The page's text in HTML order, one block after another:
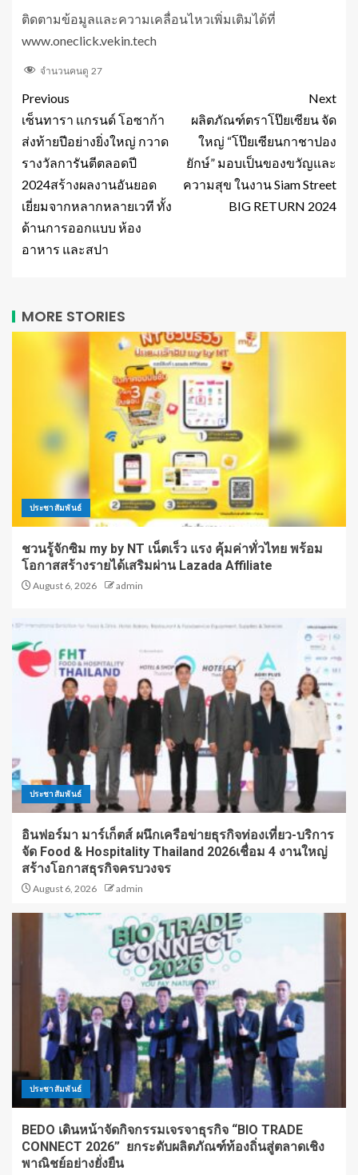
ติดตามข้อมูลและความเคลื่อนไหวเพิ่มเติมได้ที่
www.oneclick.vekin.tech
จำนวนคนดู 27
Previous
เซ็นทารา แกรนด์ โอซาก้า
ส่งท้ายปีอย่างยิ่งใหญ่ กวาด
รางวัลการันตีตลอดปี
2024สร้างผลงานอันยอด
เยี่ยมจากหลากหลายเวที ทั้ง
ด้านการออกแบบ ห้อง
อาหาร และสปา
Next
ผลิตภัณฑ์ตราโป๊ยเซียน จัด
ใหญ่ “โป๊ยเซียนกาชาปอง
ยักษ์” มอบเป็นของขวัญและ
ความสุข ในงาน Siam Street
BIG RETURN 2024
MORE STORIES
ประชาสัมพันธ์
ชวนรู้จักซิม my by NT เน็ตเร็ว แรง คุ้มค่าทั่วไทย พร้อม
โอกาสสร้างรายได้เสริมผ่าน Lazada Affiliate
August 6, 2026 admin
ประชาสัมพันธ์
อินฟอร์มา มาร์เก็ตส์ ผนึกเครือข่ายธุรกิจท่องเที่ยว-บริการ
จัด Food & Hospitality Thailand 2026เชื่อม 4 งานใหญ่
สร้างโอกาสธุรกิจครบวงจร
August 6, 2026 admin
ประชาสัมพันธ์
BEDO เดินหน้าจัดกิจกรรมเจรจาธุรกิจ “BIO TRADE
CONNECT 2026” ยกระดับผลิตภัณฑ์ท้องถิ่นสู่ตลาดเชิง
พาณิชย์อย่างยั่งยืน